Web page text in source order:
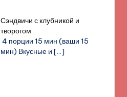
Сэндвичи с клубникой и
творогом
4 порции 15 мин (ваши 15
мин) Вкусные и[…]